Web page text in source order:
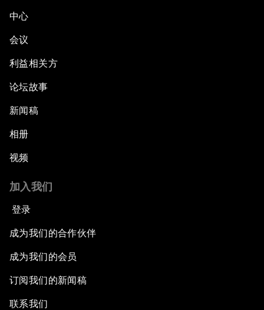
中心
会议
利益相关方
论坛故事
新闻稿
相册
视频
加入我们
登录
成为我们的合作伙伴
成为我们的会员
订阅我们的新闻稿
联系我们